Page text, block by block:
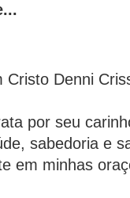
Cristo Denni
por seu
sabedoria e
em minhas